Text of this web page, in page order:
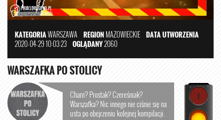
KATEGORIAWARSZAWA REGIONMAZOWIECKIE DATA UTWORZENIA
2020-04-29 10:03:23 OGLĄDANY2060
WARSZAFKA PO STOLICY
Cham? Prostak? Czereśniak?
Warszafka? Nic innego nie ciśnie się na
usta po obejrzeniu kolejnej kompilacji.
1